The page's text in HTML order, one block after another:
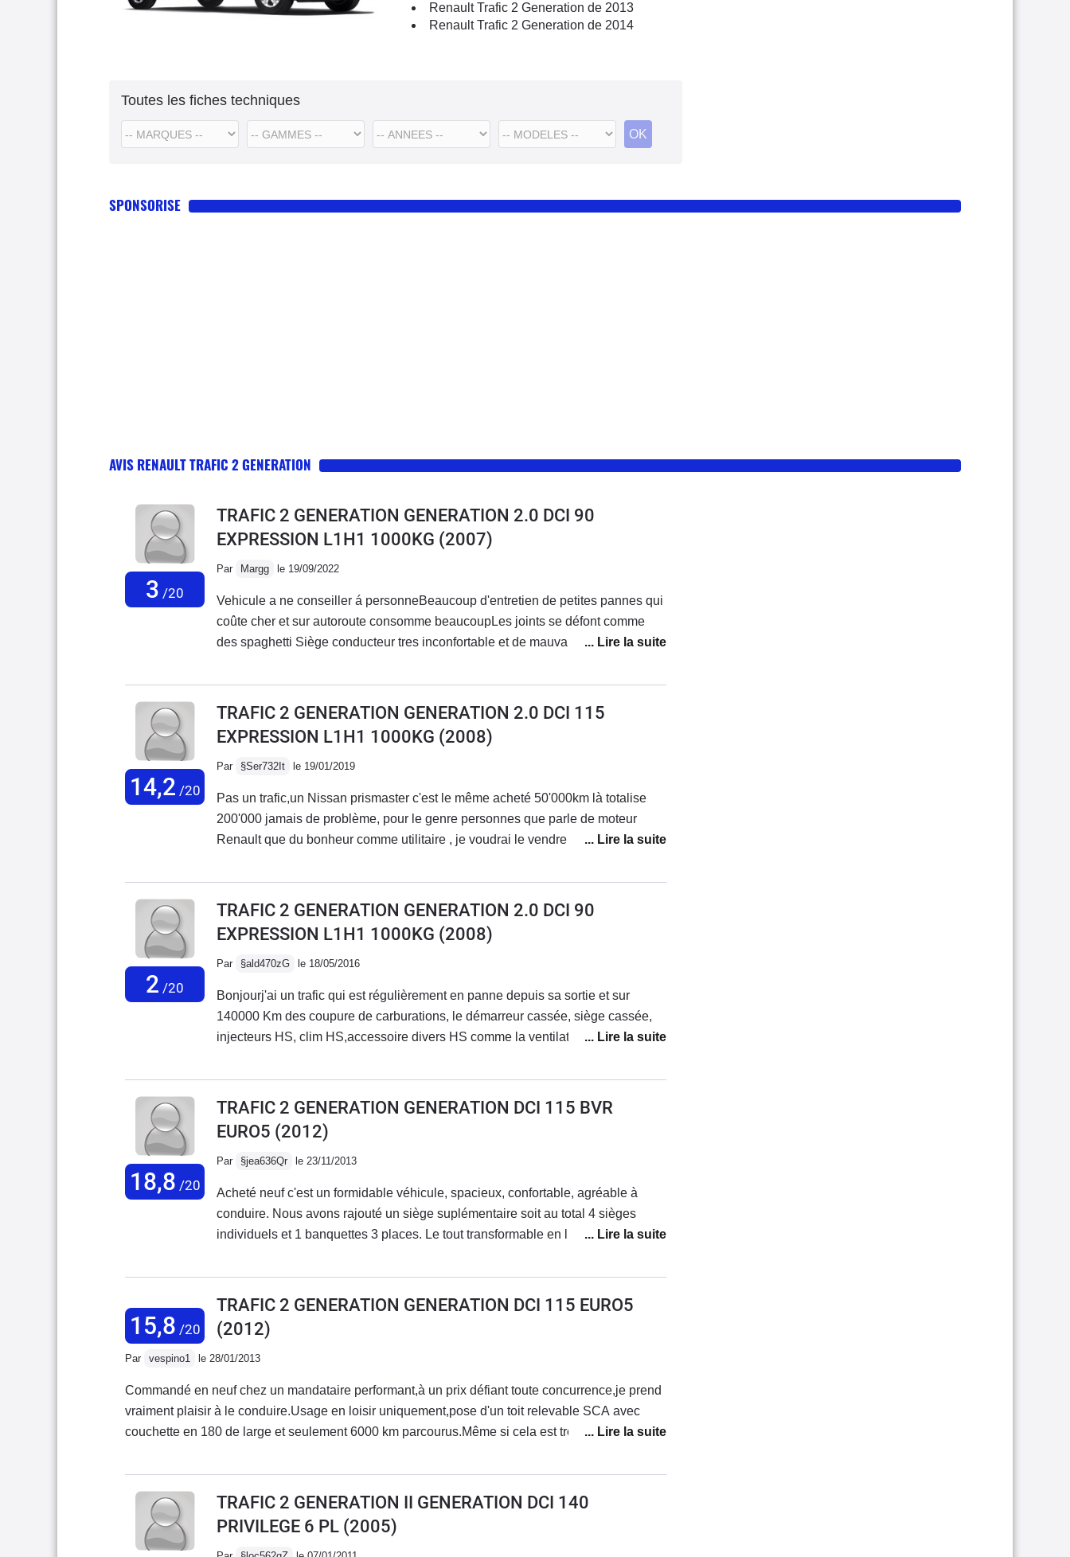
Renault Trafic 2 Generation de 2013
Renault Trafic 2 Generation de 2014
Toutes les fiches techniques
SPONSORISE
AVIS RENAULT TRAFIC 2 GENERATION
3 /20
TRAFIC 2 GENERATION GENERATION 2.0 DCI 90
EXPRESSION L1H1 1000KG (2007)
Par Margg le 19/09/2022
Vehicule a ne conseiller á personneBeaucoup d'entretien de petites pannes qui
coûte cher et sur autoroute consomme beaucoupLes joints se défont comme
des spaghetti Siège conducteur tres inconfortable et de mauvaise qualité et
aucun confort même mon chien arrive fatigué et vous parle pas du chat
énormément de bruit dans la cabine
14,2 /20
TRAFIC 2 GENERATION GENERATION 2.0 DCI 115
EXPRESSION L1H1 1000KG (2008)
Par §Ser732It le 19/01/2019
Pas un trafic,un Nissan prismaster c'est le même acheté 50'000km là totalise
200'000 jamais de problème, pour le genre personnes que parle de moteur
Renault que du bonheur comme utilitaire , je voudrai le vendre pour acheter un
enquête sur le réseau sociaux pour voir se je trouve mon bonheur...merci
2 /20
TRAFIC 2 GENERATION GENERATION 2.0 DCI 90
EXPRESSION L1H1 1000KG (2008)
Par §ald470zG le 18/05/2016
Bonjourj'ai un trafic qui est régulièrement en panne depuis sa sortie et sur
140000 Km des coupure de carburations, le démarreur cassée, siège cassée,
injecteurs HS, clim HS,accessoire divers HS comme la ventilation 1 en panne,
caoutchouc cassent , la porte latérale la roue de coulisse ovale etc...et
maintenant la chaîne cassé a 140000 KM moteur mort 10000 € pour réparé et
camelote du constructeur avec Renault tout les jour un bruit nouveau
18,8 /20
TRAFIC 2 GENERATION GENERATION DCI 115 BVR
EURO5 (2012)
Par §jea636Qr le 23/11/2013
Acheté neuf c'est un formidable véhicule, spacieux, confortable, agréable à
conduire. Nous avons rajouté un siège suplémentaire soit au total 4 sièges
individuels et 1 banquettes 3 places. Le tout transformable en lit.Coté conso de
est formidable pour une utilisation de bon père de famille. Le freinage est
impecable. Ce véhicule est géniale pour les vacances, les longs week-end, les
places mais des vrais places avec de la place autours. En ce qui concerne le
tractage c'est juste du bonheur ! il n'y a pas de limite. La position neige et
bonheur !!! sauf côté tarif 44500€ toutes optionsOn commence à en trouver
autour de 35000€
15,8 /20
TRAFIC 2 GENERATION GENERATION DCI 115 EURO5
(2012)
Par vespino1 le 28/01/2013
Commandé en neuf chez un mandataire performant,à un prix défiant toute concurrence,je prend
vraiment plaisir à le conduire.Usage en loisir uniquement,pose d'un toit relevable SCA avec
couchette en 180 de large et seulement 6000 km parcourus.Même si cela est trop tôt pour parler
la boite de vitesse,un poil désagréable par sa commande par cables,léger flou
artistique,accroche un peu si vous ne décompoosez pas bien...enfin bref on essaye
d'économiser les changement de rapport, mais avec seulement 115cv pour plus de 2 tonnes sur
la balance ce n'est pas si facile...rien de rédhibitoire heureusement.La conso est un peu
TRAFIC 2 GENERATION II GENERATION DCI 140
PRIVILEGE 6 PL (2005)